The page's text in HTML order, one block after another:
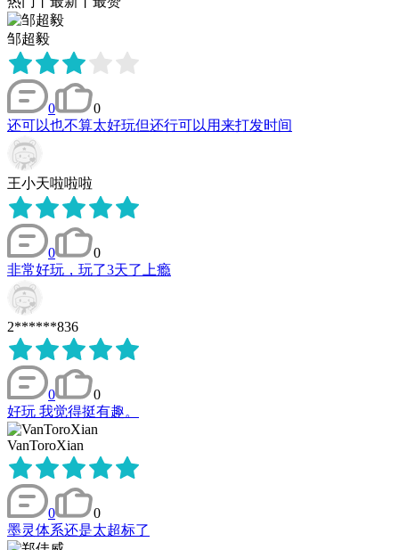
邹超毅
0
0
还可以也不算太好玩但还行可以用来打发时间
王小天啦啦啦
0
0
非常好玩，玩了3天了上瘾
2******836
0
0
好玩 我觉得挺有趣。
VanToroXian
0
0
墨灵体系还是太超标了